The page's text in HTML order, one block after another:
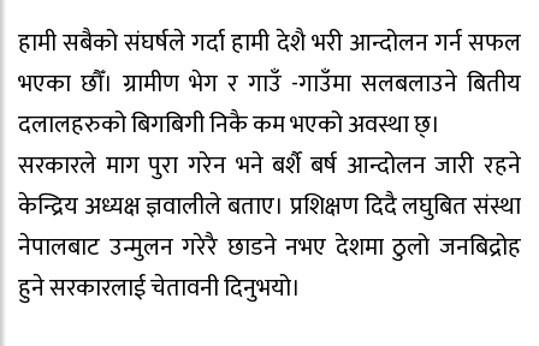
हामी सबैको संघर्षले गर्दा हामी देशै भरी आन्दोलन गर्न सफल
भएका छौँ। ग्रामीण भेग र गाउँ -गाउँमा सलबलाउने बितीय
दलालहरुको बिगबिगी निकै कम भएको अवस्था छ्।
सरकारले माग पुरा गरेन भने बर्शै बर्ष आन्दोलन जारी रहने
केन्द्रिय अध्यक्ष ज्ञवालीले बताए। प्रशिक्षण दिदै लघुबित संस्था
नेपालबाट उन्मुलन गरेरै छाडने नभए देशमा ठुलो जनबिद्रोह
हुने सरकारलाई चेतावनी दिनुभयो।